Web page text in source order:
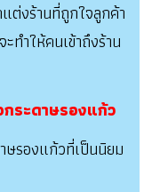
ต่งร้านที่ถูกใจลูกค้า
ทำให้คนเข้าถึงร้าน
กระดาษรองแก้ว
ษรองแก้วที่เป็นนิยม